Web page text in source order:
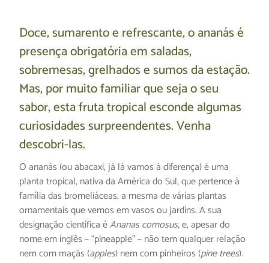
Doce, sumarento e refrescante, o ananás é
presença obrigatória em saladas,
sobremesas, grelhados e sumos da estação.
Mas, por muito familiar que seja o seu
sabor, esta fruta tropical esconde algumas
curiosidades surpreendentes. Venha
descobri-las.
O ananás (ou abacaxi, já lá vamos à diferença) é uma
planta tropical, nativa da América do Sul, que pertence à
família das bromeliáceas, a mesma de várias plantas
ornamentais que vemos em vasos ou jardins. A sua
designação científica éAnanas comosus, e, apesar do
nome em inglês – “pineapple” – não tem qualquer relação
nem com maçãs (apples) nem com pinheiros (pine trees).